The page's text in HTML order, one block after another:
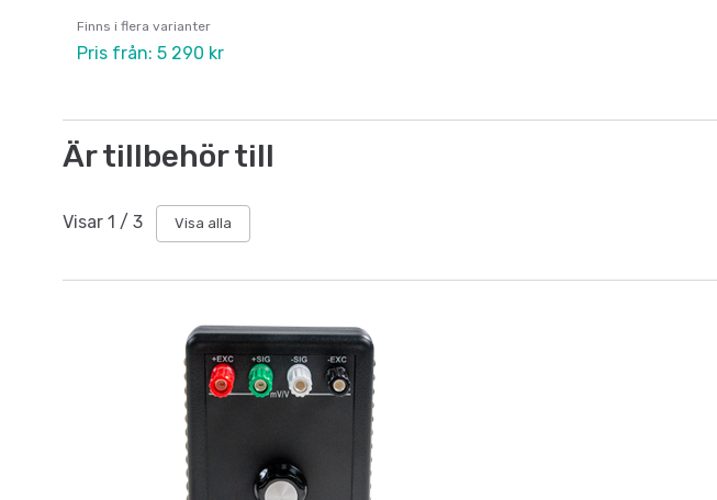
Finns i flera varianter
Pris från: 5 290 kr
Är tillbehör till
Visar 1 / 3 Visa alla